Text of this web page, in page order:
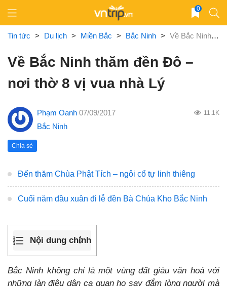
content
0
Tin tức > Du lịch > Miền Bắc > Bắc Ninh > Về Bắc Ninh thăm đền Đô – nơi thờ 8 vị vua nhà Lý
Về Bắc Ninh thăm đền Đô –
nơi thờ 8 vị vua nhà Lý
Phạm Oanh 07/09/2017 11.1K
Bắc Ninh
Chia sẻ
Đến thăm Chùa Phật Tích – ngôi cổ tự linh thiêng
Cuối năm đầu xuân đi lễ đền Bà Chúa Kho Bắc Ninh
Nội dung chính
Bắc Ninh không chỉ là một vùng đất giàu văn hoá với
những làn điệu dân ca quan họ say đắm lòng người mà